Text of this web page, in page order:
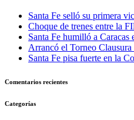
Santa Fe selló su primera
Choque de trenes entre la
Santa Fe humilló a Caracas
Arrancó el Torneo
Santa Fe pisa fuerte en la
Comentarios recientes
Categorías